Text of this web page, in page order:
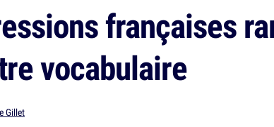
françaises
vocabulaire
Gillet